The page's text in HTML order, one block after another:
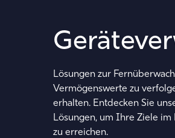
Lösungen zur
Vermögenswerte zu
erhalten. Entdecken Sie
Lösungen, um Ihre Ziele im
zu erreichen.